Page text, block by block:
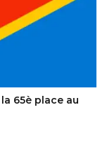
65è place au